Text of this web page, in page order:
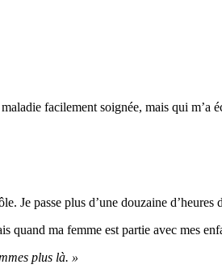
facilement soignée, mais qui m’a
Je passe plus d’une douzaine d’heures
ma femme est partie avec mes
plus là. »